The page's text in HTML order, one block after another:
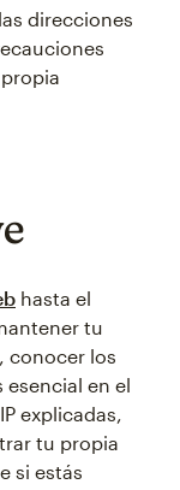
direcciones
hasta el
tu
conocer los
esencial en el
explicadas,
tu propia
si estás